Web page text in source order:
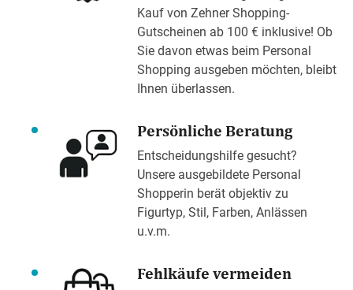
Kauf von Zehner Shopping-
Gutscheinen ab 100 € inklusive! Ob
Sie davon etwas beim Personal
Shopping ausgeben möchten, bleibt
Ihnen überlassen.
Persönliche Beratung
Entscheidungshilfe gesucht?
Unsere ausgebildete Personal
Shopperin berät objektiv zu
Figurtyp, Stil, Farben, Anlässen
u.v.m.
Fehlkäufe vermeiden